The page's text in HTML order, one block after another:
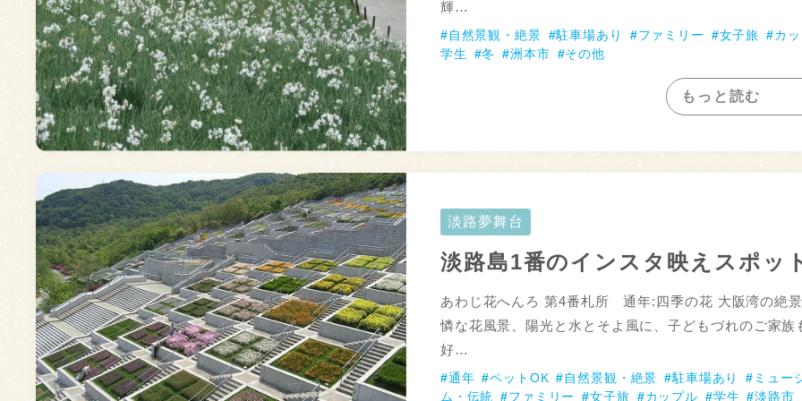
輝…
自然景観・絶景 駐車場あり ファミリー 女子旅
カ
学生
冬 洲本市 その他
もっと読む
淡路夢舞台
淡路島1番のインスタ映えスポッ
あわじ花へんろ 第4番札所 通年:四季の花 大阪湾の絶
憐な花風景、陽光と水とそよ風に、子どもづれのご家族
好…
通年 ペットOK 自然景観・絶景 駐車場あり
ミュー
ム・伝統
ファミリー 女子旅 カップル 学生 淡路市